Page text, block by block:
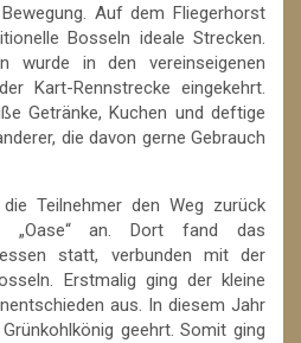
Auf dem Fliegerhorst
Bosseln ideale Strecken.
wurde in den vereinseigenen
Kart-Rennstrecke eingekehrt.
Getränke, Kuchen und deftige
die davon gerne Gebrauch
Teilnehmer den Weg zurück
„Oase“ an. Dort fand das
statt, verbunden mit der
Erstmalig ging der kleine
aus. In diesem Jahr
geehrt. Somit ging